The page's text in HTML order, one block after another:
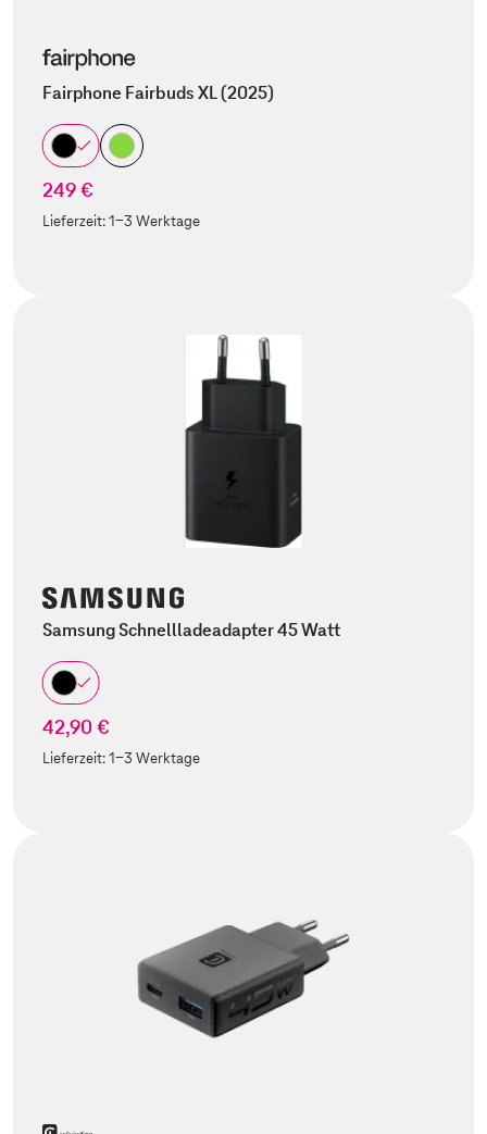
Fairphone Fairbuds XL (2025)
249 €
Lieferzeit:1-3 Werktage
Samsung Schnellladeadapter 45 Watt
42,90 €
Lieferzeit:1-3 Werktage